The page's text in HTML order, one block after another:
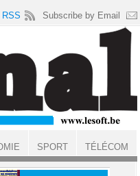
Subscribe by Email
SPORT TÉLÉCOM